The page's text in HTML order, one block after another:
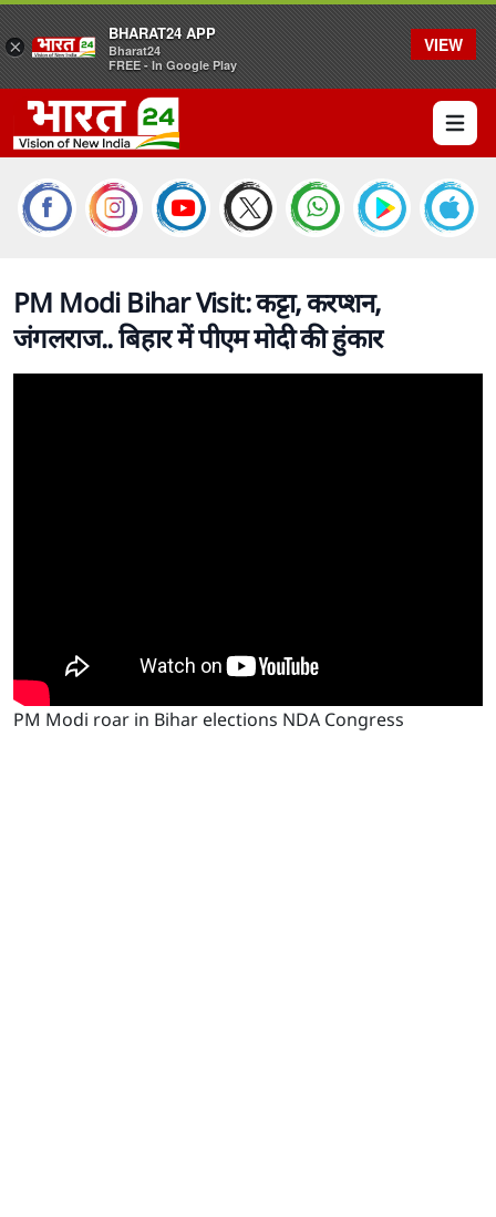
Open
PM Modi Bihar Visit: कट्टा, करप्शन,
जंगलराज.. बिहार में पीएम मोदी की हुंकार
PM Modi roar in Bihar elections NDA Congress
×
BHARAT24 APP
Bharat24
FREE - In Google Play
VIEW